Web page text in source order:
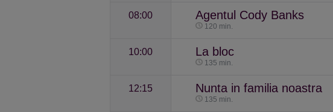
08:00 Agentul Cody Banks
120 min.
10:00 La bloc
135 min.
12:15 Nunta in familia noastra
135 min.